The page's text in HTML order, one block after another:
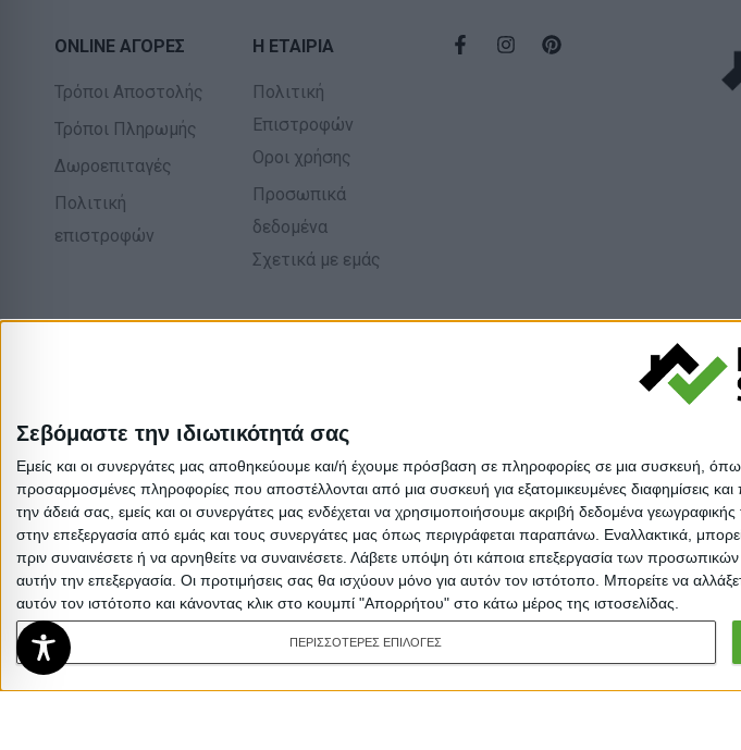
Σεβόμαστε την ιδιωτικότητά σας
Εμείς και οι συνεργάτες μας αποθηκεύουμε και/ή έχουμε πρόσβαση σε πληροφορίες σε μια συσκευή,
προσαρμοσμένες πληροφορίες που αποστέλλονται από μια συσκευή για εξατομικευμένες διαφημίσεις
την άδειά σας, εμείς και οι συνεργάτες μας ενδέχεται να χρησιμοποιήσουμε ακριβή δεδομένα
στην επεξεργασία από εμάς και τους συνεργάτες μας όπως περιγράφεται παραπάνω. Εναλλακτικά,
πριν συναινέσετε ή να αρνηθείτε να συναινέσετε. Λάβετε υπόψη ότι κάποια επεξεργασία των προσωπικών
αυτήν την επεξεργασία. Οι προτιμήσεις σας θα ισχύουν μόνο για αυτόν τον ιστότοπο. Μπορείτε να
αυτόν τον ιστότοπο και κάνοντας κλικ στο κουμπί "Απορρήτου" στο κάτω μέρος της ιστοσελίδας.
ΠΕΡΙΣΣΟΤΕΡΕΣ ΕΠΙΛΟΓΕΣ
ONLINE ΑΓΟΡΕΣ
Τρόποι Αποστολής
Τρόποι Πληρωμής
Δωροεπιταγές
Πολιτική
επιστροφών
Η ΕΤΑΙΡΙΑ
Πολιτική
Επιστροφών
Οροι χρήσης
Προσωπικά
δεδομένα
Σχετικά με εμάς